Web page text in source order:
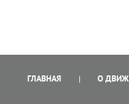
ГЛАВНАЯ О